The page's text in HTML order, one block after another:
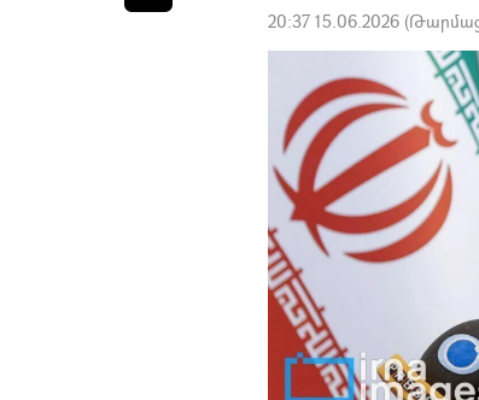
20:37 15.06.2026